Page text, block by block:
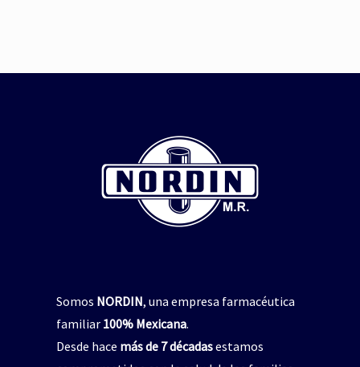
Somos NORDIN, una empresa farmacéutica
familiar 100% Mexicana.
Desde hace más de 7 décadasestamos